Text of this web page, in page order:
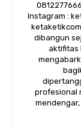
Instagram :
dibangun
aktifitas
profesional
mendengar,